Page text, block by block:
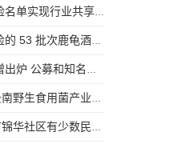
热文：保险业拟将意外险风险名单实现行业共享！防范保险欺诈再出重拳
世界今头条！海南椰岛：送检的 53 批次鹿龟酒“霉菌和酵母”符合 GB16740-2014规定
天天时讯：1900亿“眼茅”定增出炉 公募和知名外资机构热捧！
依托资源优势“云菌”：成为云南野生食用菌产业的亮丽名片
建设100平方米的书吧！芒市锦华社区有少数民族藏书千余册